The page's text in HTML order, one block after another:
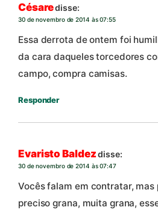
Césaredisse:
30 de novembro de 2014 às 07:55
Essa derrota de ontem foi
da cara daqueles torcedores
campo, compra camisas.
Responder
Evaristo Baldez disse:
30 de novembro de 2014 às 07:47
Vocês falam em contratar,
preciso grana, muita grana,